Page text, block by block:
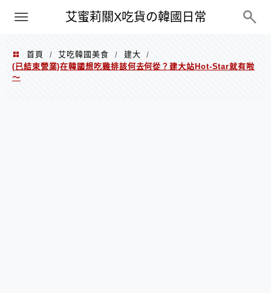
艾蜜莉關X吃貨の韓國日常
PXN
首頁 / 艾吃韓國美食 / 建大
/
(已結束營業)在韓國想吃雞排該何去何從？建大站Hot-Star就有啦
～